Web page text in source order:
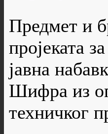
Предмет и
пројеката
јавна
Шифра из
техничког